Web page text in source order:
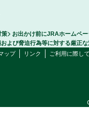
策
お出かけ前にJRAホームペ
よび脅迫行為等に対する厳正
ップ リンク ご利用に際し